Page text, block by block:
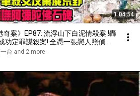
1:04:54
奇案》EP87: 流浮山下白泥情殺案 !轟
功定罪謀殺案! 全憑一張戀人照偵破
妻棄女佔有慾強人渣，原子筆殘殺女
的喃嘸阿彌陀佛碑
一台 and 2 more